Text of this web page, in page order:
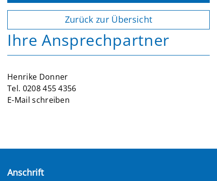
Zurück zur Übersicht
Ihre Ansprechpartner
Henrike Donner
Tel. 0208 455 4356
E-Mail schreiben
Anschrift